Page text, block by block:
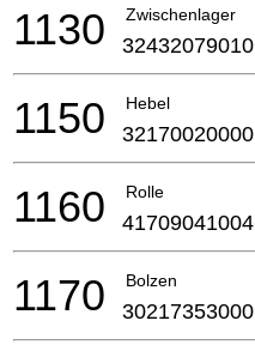
Zwischenlager
1130 32432079010
Hebel
1150 32170020000
Rolle
1160 41709041004
Bolzen
1170 30217353000